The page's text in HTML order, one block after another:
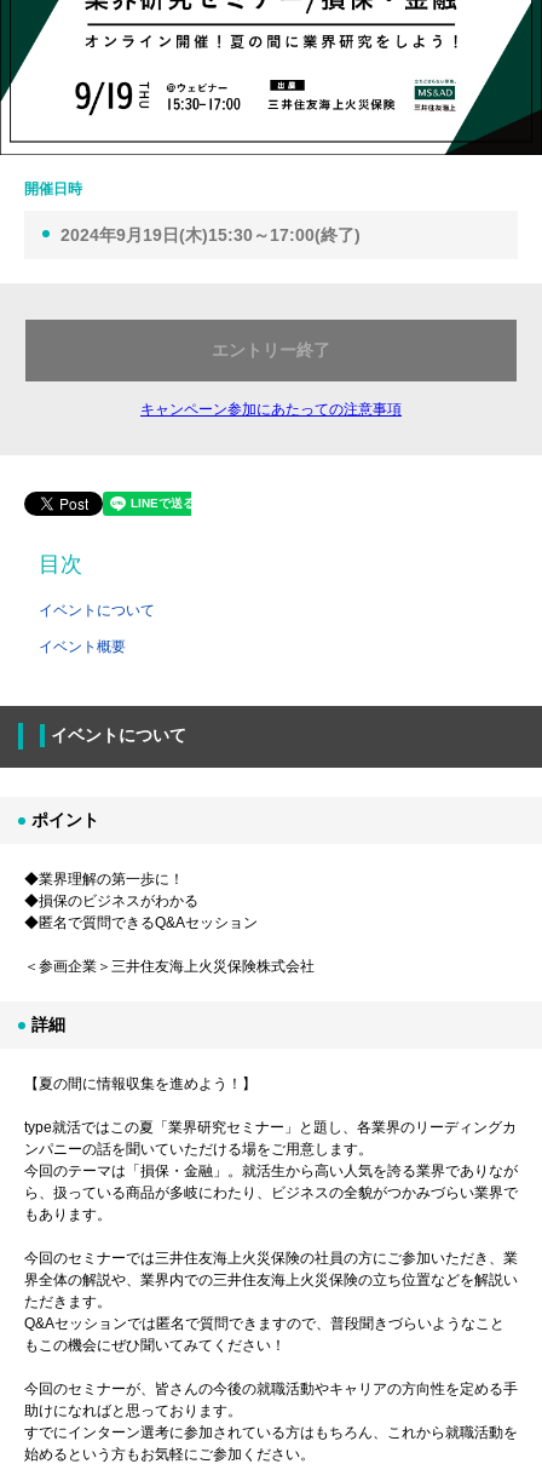
開催日時
2024年9月19日(木)15:30～17:00(終了)
エントリー終了
キャンペーン参加にあたっての注意事項
目次
イベントについて
イベント概要
イベントについて
ポイント
◆業界理解の第一歩に！
◆損保のビジネスがわかる
◆匿名で質問できるQ&Aセッション
＜参画企業＞三井住友海上火災保険株式会社
詳細
【夏の間に情報収集を進めよう！】
type就活ではこの夏「業界研究セミナー」と題し、各業界のリーディングカ
ンパニーの話を聞いていただける場をご用意します。
今回のテーマは「損保・金融」。就活生から高い人気を誇る業界でありなが
ら、扱っている商品が多岐にわたり、ビジネスの全貌がつかみづらい業界で
もあります。
今回のセミナーでは三井住友海上火災保険の社員の方にご参加いただき、業
界全体の解説や、業界内での三井住友海上火災保険の立ち位置などを解説い
ただきます。
Q&Aセッションでは匿名で質問できますので、普段聞きづらいようなこと
もこの機会にぜひ聞いてみてください！
今回のセミナーが、皆さんの今後の就職活動やキャリアの方向性を定める手
助けになればと思っております。
すでにインターン選考に参加されている方はもちろん、これから就職活動を
始めるという方もお気軽にご参加ください。